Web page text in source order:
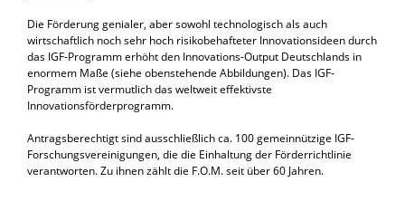
Die Förderung genialer, aber sowohl technologisch als auch
wirtschaftlich noch sehr hoch risikobehafteter Innovationsideen durch
das IGF-Programm erhöht den Innovations-Output Deutschlands in
enormem Maße (siehe obenstehende Abbildungen). Das IGF-
Programm ist vermutlich das weltweit effektivste
Innovationsförderprogramm.
Antragsberechtigt sind ausschließlich ca. 100 gemeinnützige IGF-
Forschungsvereinigungen, die die Einhaltung der Förderrichtlinie
verantworten. Zu ihnen zählt die F.O.M. seit über 60 Jahren.